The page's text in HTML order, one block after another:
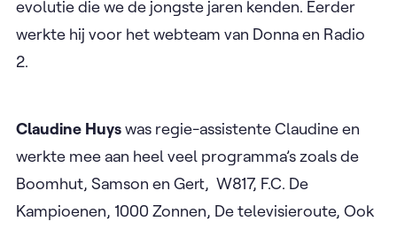
evolutie die we de jongste jaren kenden. Eerder
werkte hij voor het webteam van Donna en Radio
2.
Claudine Huyswas regie-assistente Claudine en
werkte mee aan heel veel programma’s zoals de
Boomhut, Samson en Gert, W817, F.C. De
Kampioenen, 1000 Zonnen, De televisieroute, Ook